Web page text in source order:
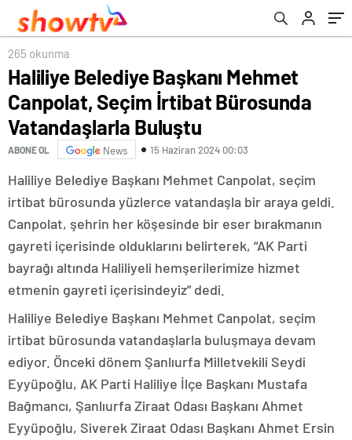
Buluştu
265 okunma
Haliliye Belediye Başkanı Mehmet
Canpolat, Seçim İrtibat Bürosunda
Vatandaşlarla Buluştu
ABONE OL News 15 Haziran 2024 00:03
Haliliye Belediye Başkanı Mehmet Canpolat, seçim
irtibat bürosunda yüzlerce vatandaşla bir araya geldi.
Canpolat, şehrin her köşesinde bir eser bırakmanın
gayreti içerisinde olduklarını belirterek, “AK Parti
bayrağı altında Haliliyeli hemşerilerimize hizmet
etmenin gayreti içerisindeyiz” dedi.
Haliliye Belediye Başkanı Mehmet Canpolat, seçim
irtibat bürosunda vatandaşlarla buluşmaya devam
ediyor. Önceki dönem Şanlıurfa Milletvekili Seydi
Eyyüpoğlu, AK Parti Haliliye İlçe Başkanı Mustafa
Bağmancı, Şanlıurfa Ziraat Odası Başkanı Ahmet
Eyyüpoğlu, Siverek Ziraat Odası Başkanı Ahmet Ersin